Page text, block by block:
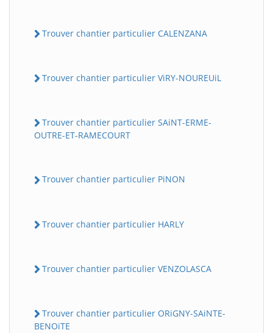
Trouver chantier particulier CALENZANA
Trouver chantier particulier ViRY-NOUREUiL
Trouver chantier particulier SAiNT-ERME-
OUTRE-ET-RAMECOURT
Trouver chantier particulier PiNON
Trouver chantier particulier HARLY
Trouver chantier particulier VENZOLASCA
Trouver chantier particulier ORiGNY-SAiNTE-
BENOiTE